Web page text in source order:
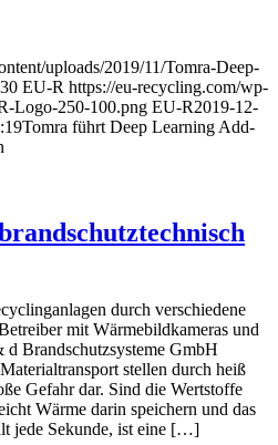
uploads/2019/11/Tomra-Deep-
EU-R https://eu-recycling.com/wp-
Logo-250-100.png EU-R2019-12-
Tomra führt Deep Learning Add-
durch verschiedene
mit Wärmebildkameras und
Brandschutzsysteme GmbH
stellen durch heiß
Gefahr dar. Sind die Wertstoffe
Wärme darin speichern und das
jede Sekunde, ist eine […]